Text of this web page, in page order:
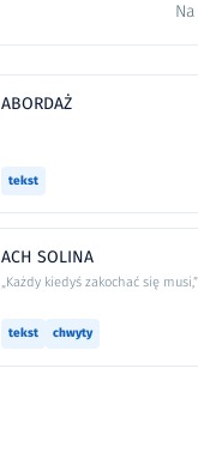
ABORDAŻ
tekst
ACH SOLINA
„Każdy kiedyś zakochać się musi,”
tekst chwyty